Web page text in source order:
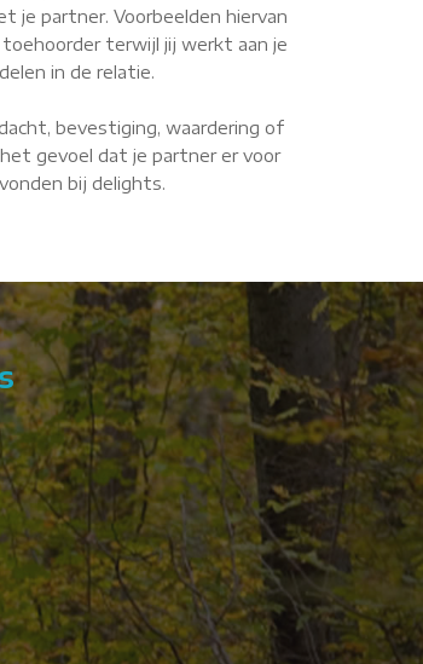
je partner. Voorbeelden hiervan
terwijl jij werkt aan je
in de relatie.
bevestiging, waardering of
gevoel dat je partner er voor
bij delights.